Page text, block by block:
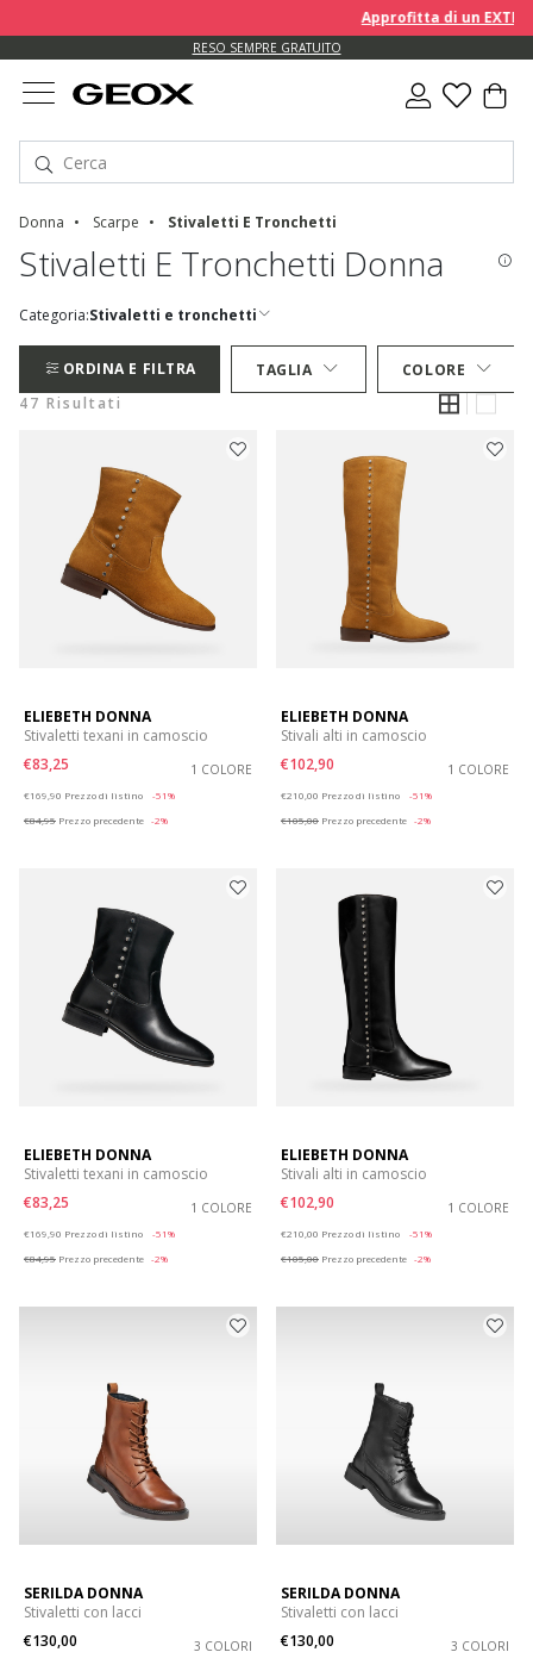
Approfitta di un EXTRA
RESO SEMPRE GRATUITO
Donna Scarpe Stivaletti E Tronchetti
Stivaletti E Tronchetti Donna
Categoria:Stivaletti e tronchetti
ORDINA E FILTRA TAGLIA
COLORE
47 Risultati
ELIEBETH DONNA
Stivaletti texani in camoscio
€83,25
1 COLORE
€169,90 Prezzo di listino
-51%
€84,95 Prezzo precedente -2%
ELIEBETH DONNA
Stivali alti in camoscio
€102,90
1 COLORE
€210,00 Prezzo di listino
-51%
€105,00 Prezzo precedente -2%
ELIEBETH DONNA
Stivaletti texani in camoscio
€83,25
1 COLORE
€169,90 Prezzo di listino
-51%
€84,95 Prezzo precedente -2%
ELIEBETH DONNA
Stivali alti in camoscio
€102,90
1 COLORE
€210,00 Prezzo di listino
-51%
€105,00 Prezzo precedente -2%
SERILDA DONNA
Stivaletti con lacci
€130,00
3 COLORI
SERILDA DONNA
Stivaletti con lacci
€130,00
3 COLORI